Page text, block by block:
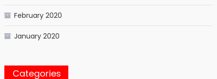
February 2020
January 2020
Categories